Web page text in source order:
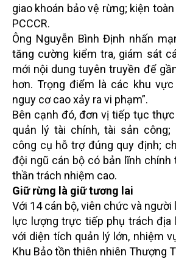
giao khoán bảo vệ rừng; kiện
PCCCR.
Ông Nguyễn Bình Định nhấn
tăng cường kiểm tra, giám sát
mới nội dung tuyên truyền để
hơn. Trọng điểm là các khu
nguy cơ cao xảy ra vi phạm”.
Bên cạnh đó, đơn vị tiếp tục
quản lý tài chính, tài sản công;
công cụ hỗ trợ đúng quy định;
đội ngũ cán bộ có bản lĩnh chính
thần trách nhiệm cao.
Giữ rừng là giữ tương lai
Với 14 cán bộ, viên chức và người
lực lượng trực tiếp phụ trách địa
với diện tích quản lý lớn, nhiệm
Khu Bảo tồn thiên nhiên Thượng